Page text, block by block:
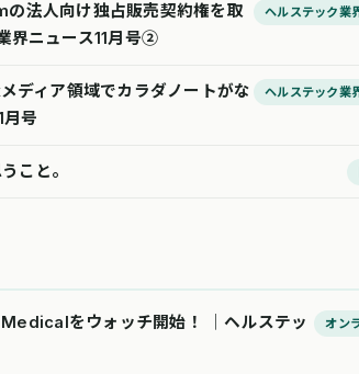
法人向け独占販売契約権を取
界ニュース11月号②
ヘルステック業
ディア領域でカラダノートがな
号
ヘルステック業
こと。
をウォッチ開始！ │ヘルステッ
オン